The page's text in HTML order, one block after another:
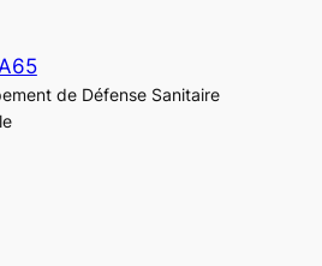
de Défense Sanitaire